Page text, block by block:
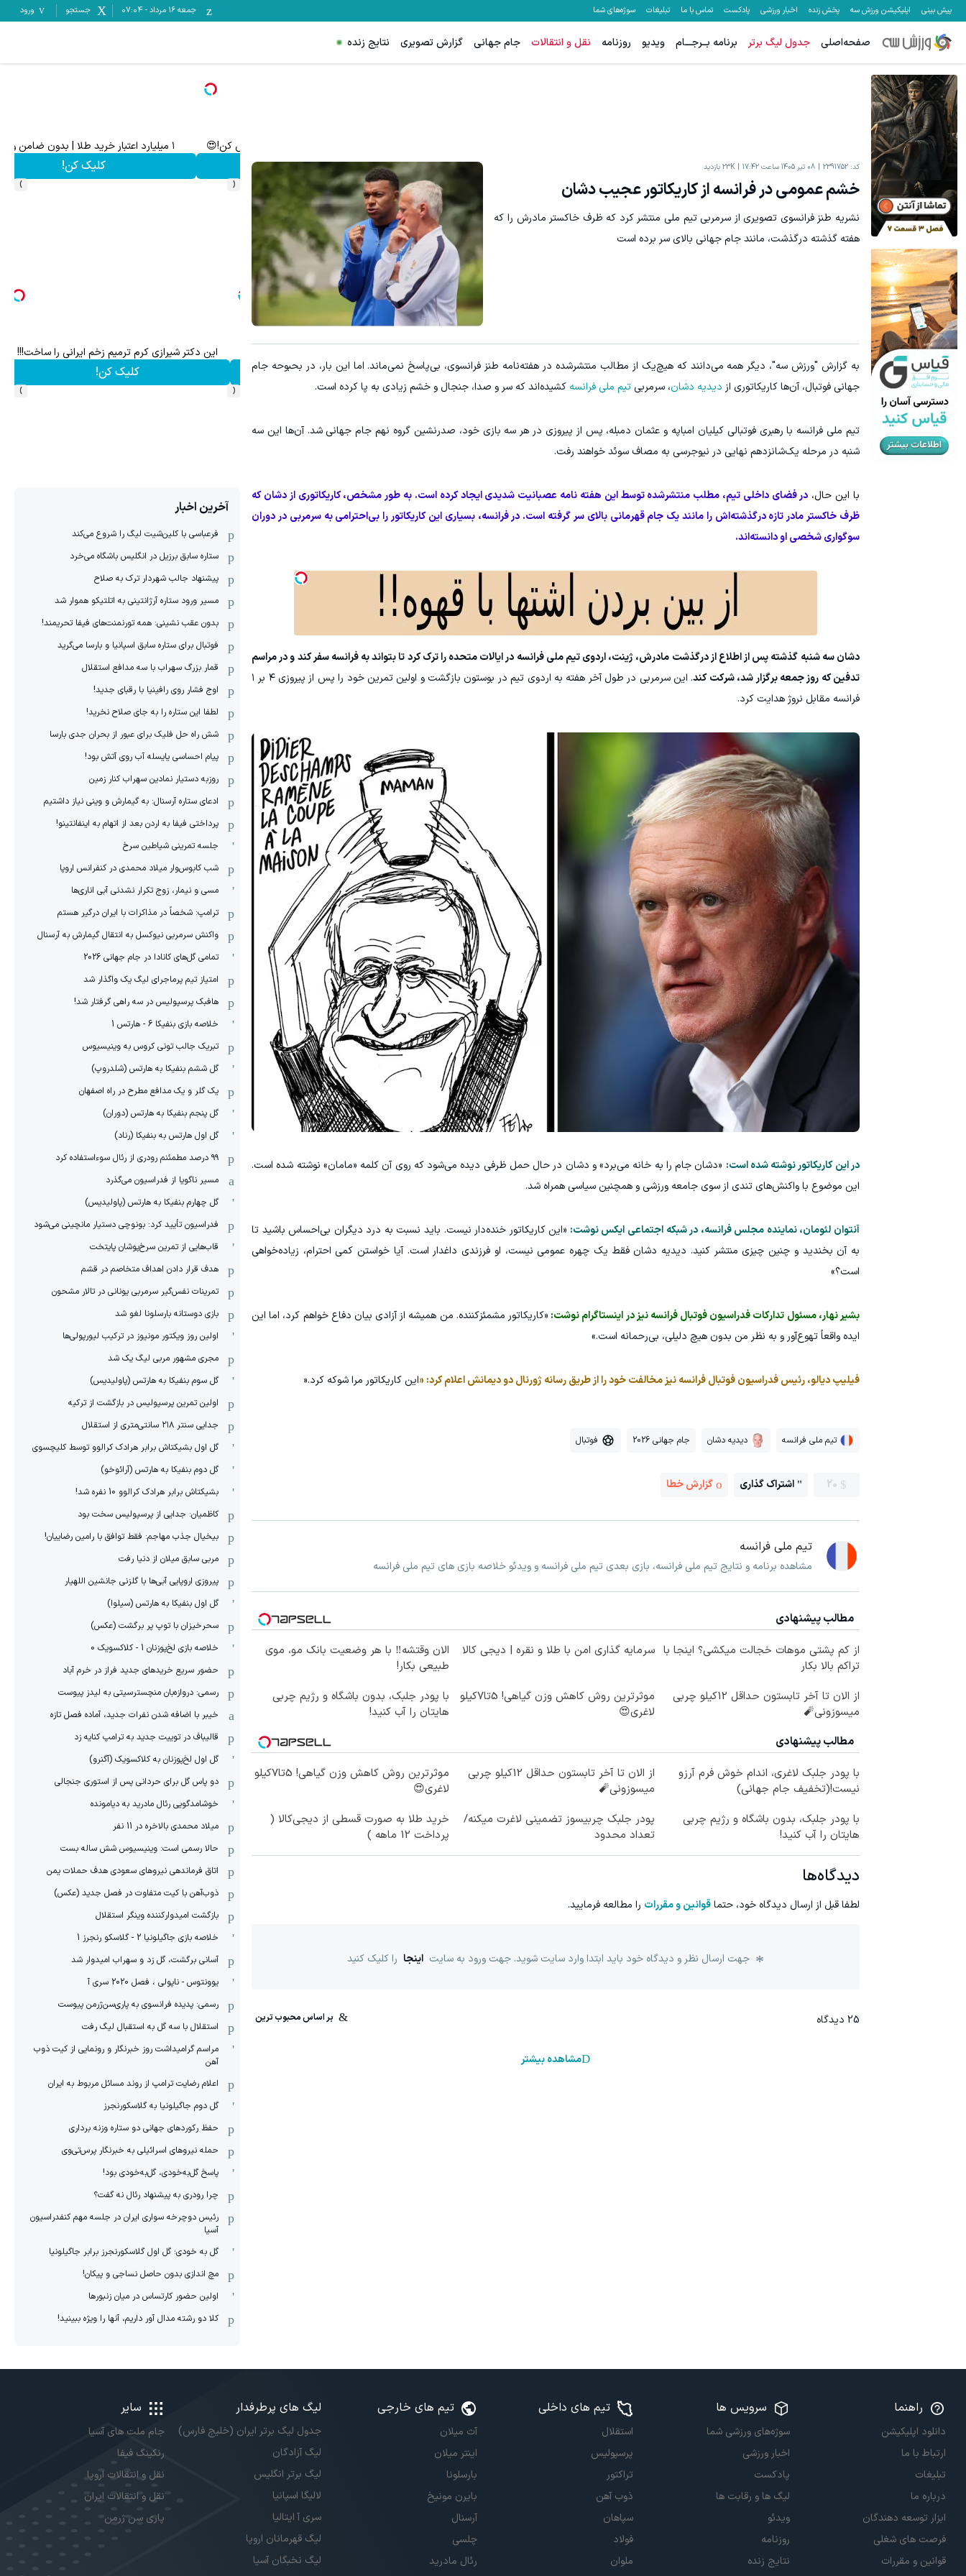
پیش بینی اپلیکیشن ورزش سه پخش زنده اخبار ورزشی پادکست تماس با ما تبلیغات سوژه‌های شما جمعه ۱۶ مرداد -
07:04 جستجو ورود
صفحه‌اصلی جدول لیگ برتر برنامه بــرجـــام ویدیو روزنامه نقل و انتقالات جام جهانی گزارش تصویری نتایج زنده
کد: 2391752 08 تیر 1405 ساعت 17:42 23K بازدید
خشم عمومی در فرانسه از کاریکاتور عجیب دشان
نشریه طنز فرانسوی تصویری از سرمربی تیم ملی منتشر کرد که ظرف خاکستر مادرش را که
هفته گذشته درگذشت، مانند جام جهانی بالای سر برده است
به گزارش "ورزش سه"، دیگر همه می‌دانند که هیچ‌یک از مطالب منتشرشده در هفته‌نامه طنز فرانسوی، بی‌پاسخ نمی‌ماند. اما این بار، در بحبوحه جام
جهانی فوتبال، آن‌ها کاریکاتوری از دیدیه دشان، سرمربی تیم ملی فرانسه کشیده‌اند که سر و صدا، جنجال و خشم زیادی به پا کرده است.
تیم ملی فرانسه با رهبری فوتبالی کیلیان امباپه و عثمان دمبله، پس از پیروزی در هر سه بازی خود، صدرنشین گروه نهم جام جهانی شد. آن‌ها این سه
شنبه در مرحله یک‌شانزدهم نهایی در نیوجرسی به مصاف سوئد خواهند رفت.
با این حال، در فضای داخلی تیم، مطلب منتشرشده توسط این هفته نامه عصبانیت شدیدی ایجاد کرده است. به طور مشخص، کاریکاتوری از دشان که
ظرف خاکستر مادر تازه درگذشته‌اش را مانند یک جام قهرمانی بالای سر گرفته است. در فرانسه، بسیاری این کاریکاتور را بی‌احترامی به سرمربی در دوران
سوگواری شخصی او دانسته‌اند.
دشان سه شنبه گذشته پس از اطلاع از درگذشت مادرش، ژینت، اردوی تیم ملی فرانسه در ایالات متحده را ترک کرد تا بتواند به فرانسه سفر کند و در مراسم
تدفین که روز جمعه برگزار شد، شرکت کند
. این سرمربی در طول آخر هفته به اردوی تیم در بوستون بازگشت و اولین تمرین خود را پس از پیروزی ۴ بر ۱
فرانسه مقابل نروژ هدایت کرد.
در این کاریکاتور نوشته شده است: «دشان جام را به خانه می‌برد» و دشان در حال حمل ظرفی دیده می‌شود که روی آن کلمه «مامان» نوشته شده است.
این موضوع با واکنش‌های تندی از سوی جامعه ورزشی و همچنین سیاسی همراه شد.
آنتوان لئومان، نماینده مجلس فرانسه، در شبکه اجتماعی ایکس نوشت: «این کاریکاتور خنده‌دار نیست. باید نسبت به درد دیگران بی‌احساس باشید تا
به آن بخندید و چنین چیزی منتشر کنید. دیدیه دشان فقط یک چهره عمومی نیست، او فرزندی داغدار است. آیا خواستن کمی احترام، زیاده‌خواهی
است؟»
بشیر نهار، مسئول تدارکات فدراسیون فوتبال فرانسه نیز در اینستاگرام نوشت: «کاریکاتور مشمئزکننده. من همیشه از آزادی بیان دفاع خواهم کرد، اما این
ایده واقعاً تهوع‌آور و به نظر من بدون هیچ دلیلی، بی‌رحمانه است.»
فیلیپ دیالو، رئیس فدراسیون فوتبال فرانسه نیز مخالفت خود را از طریق رسانه ژورنال دو دیمانش اعلام کرد: «این کاریکاتور مرا شوکه کرد.«
تیم ملی فرانسه دیدیه دشان جام جهانی 2026 فوتبال
20 اشتراک گذاری گزارش خطا
تیم ملی فرانسه
مشاهده برنامه و نتایج تیم ملی فرانسه، بازی بعدی تیم ملی فرانسه و ویدئو خلاصه بازی های تیم ملی فرانسه
مطالب پیشنهادی
از کم پشتی موهات خجالت میکشی؟ اینجا با
تراکم بالا بکار
سرمایه گذاری امن با طلا و نقره | دیجی کالا
الان وقتشه‼️ با هر وضعیت بانک مو، موی
طبیعی بکار!
از الان تا آخر تابستون حداقل 12کیلو چربی
میسوزونی🧨
موثرترین روش کاهش وزن گیاهی! 5تا۷کیلو
لاغری😍
با پودر جلبک، بدون باشگاه و رژیم چربی
هایتان را آب کنید!
مطالب پیشنهادی
با پودر جلبک لاغری، اندام خوش فرم آرزو
نیست!(تخفیف جام جهانی)
از الان تا آخر تابستون حداقل 12کیلو چربی
میسوزونی🧨
موثرترین روش کاهش وزن گیاهی! 5تا۷کیلو
لاغری😍
با پودر جلبک، بدون باشگاه و رژیم چربی
هایتان را آب کنید!
پودر جلبک چربیسوز تضمینی لاغرت میکنه/
تعداد محدود
خرید طلا به صورت قسطی از دیجی‌کالا (
پرداخت 12 ماهه )
دیدگاه‌ها
لطفا قبل از ارسال دیدگاه خود، حتماقوانین و مقررات را مطالعه فرمایید.
جهت ارسال نظر و دیدگاه خود باید ابتدا وارد سایت شوید. جهت ورود به سایت اینجا را کلیک کنید
25 دیدگاه
مشاهده بیشتر
جای بخیه داری؟؟ فقط در 3 هفته ترمیمش کن!😍
کلیک کن!
سود کلان برای مدیران عامل با شرکت در مناقصات و مزایدات ایران تندر
اشتراک با تخفیف
فرم خود را در بزرگترین جشنواره ایمپلنت تهران پر کنید ! | فقط ۲۵
رزرورایگان نوبت
‹
›
۱ میلیارد اعتبار خرید طلا | بدون ضامن و چک
کلیک کن! کلیک کن!
برای رهایی از بی پولی دیدن همین دوره رایگان کافیه! (شمارتو وارد کن)
کلیک کن!
ماشین کوییک گذاشتی برای فروش ؟ اینجا سریع و راحت
درخواست فروش
‹
›
آخرین اخبار
فرعباسی با کلین‌شیت لیگ را شروع می‌کند
ستاره سابق برزیل در انگلیس باشگاه می‌خرد
پیشنهاد جالب شهردار ترک به صلاح
مسیر ورود ستاره آرژانتینی به اتلتیکو هموار شد
بدون عقب نشینی: همه تورنمنت‌های فیفا تحریمند!
فوتبال برای ستاره سابق اسپانیا و بارسا می‌گرید
قمار بزرگ سهراب با سه مدافع استقلال
اوج فشار روی رافینیا با رقبای جدید!
لطفا این ستاره را به جای صلاح نخرید!
شش راه حل فلیک برای عبور از بحران جدی بارسا
پیام احساسی یایسله آب روی آتش بود!
روزبه دستیار نمادین سهراب کنار زمین
ادعای ستاره آرسنال: به گیمارش و وینی نیاز داشتیم
پرداختی فیفا به اردن بعد از اتهام به اینفانتینو!
جلسه تمرینی شیاطین سرخ
شب کابوس‌وار میلاد محمدی در کنفرانس اروپا
مسی و نیمار، زوج تکرار نشدنی آبی اناری‌ها
ترامپ: شخصاً در مذاکرات با ایران درگیر هستم
واکنش سرمربی نیوکسل به انتقال گیمارش به آرسنال
تمامی گل‌های کانادا در جام جهانی 2026
امتیاز تیم پرماجرای لیگ یک واگذار شد
هافبک پرسپولیس در سه راهی گرفتار شد!
خلاصه بازی بنفیکا 6 - هارتس 1
تبریک جالب تونی کروس به وینیسیوس
گل ششم بنفیکا به هارتس (شلدروپ)
یک گلر و یک مدافع مطرح در راه اصفهان
گل پنجم بنفیکا به هارتس (دوران)
گل اول هارتس به بنفیکا (رناد)
۹۹ درصد مطمئنم رودری از رئال سوءاستفاده کرد
مسیر ناگویا از فدراسیون می‌گذرد
گل چهارم بنفیکا به هارتس (پاولیدیس)
فدراسیون تأیید کرد: بونوچی دستیار مانچینی می‌شود
قاب‌هایی از تمرین سرخ‌پوشان پایتخت
هدف قرار دادن اهداف متخاصم در قشم
‏تمرینات نفس‌گیر سرمربی یونانی در تالار مشحون
بازی دوستانه بارسلونا لغو شد
اولین روز ویکتور مونیوز در ترکیب لیورپولی‌ها
مجری مشهور مربی لیگ یک شد
گل سوم بنفیکا به هارتس (پاولیدیس)
اولین تمرین پرسپولیس در بازگشت از ترکیه
جدایی سنتر ۲۱۸ سانتی‌متری از استقلال
گل اول بشیکتاش برابر هرادک کرالوو توسط کلیچسوی
گل دوم بنفیکا به هارتس (آرائوخو)
بشیکتاش برابر هرادک کرالوو 10 نفره شد!
کاظمیان: جدایی از پرسپولیس سخت بود
بیخیال جذب مهاجم: فقط توافق با رامین رضاییان!
مربی سابق میلان از دنیا رفت
پیروزی اروپایی آبی‌ها با گلزنی جانشین اللهیار
گل اول بنفیکا به هارتس (سیلوا)
سحرخیزان با توپ پر برگشت (عکس)
خلاصه بازی لخ‌پوزنان 1 - کلاکسویک 0
حضور سریع خریدهای جدید فراز در خرم آباد
رسمی: دروازه‌بان منچسترسیتی به لیدز پیوست
خیبر با اضافه شدن نفرات جدید، آماده فصل تازه
قالیباف در توییت جدید به ترامپ کنایه زد
گل اول لخ‌پوزنان به کلاکسویک (آگنرو)
دو پاس گل برای حردانی پس از استوری جنجالی
خوشامدگویی رئال مادرید به دیامونده
میلاد محمدی بالاخره در 11 نفر
حالا رسمی است: وینیسیوس شش ساله بست
اتاق فرماندهی نیروهای سعودی هدف حملات یمن
ذوب‌آهن با کیت متفاوت در فصل جدید (عکس)
بازگشت امیدوارکننده وینگر استقلال
خلاصه بازی جاگیلونیا 2 - گلاسکو رنجرز 1
آسانی برگشت، گل زد و سهراب امیدوار شد
یوونتوس - ناپولی ، فصل 2020 سری آ
رسمی: پدیده فرانسوی به پاری‌سن‌ژرمن پیوست
استقلال با سه گل به استقبال لیگ رفت
مراسم گرامیداشت روز خبرنگار و رونمایی از کیت ذوب
آهن
اعلام رضایت ترامپ از روند مسائل مربوط به ایران
گل دوم جاگیلونیا به گلاسکورنجرز
حفظ رکوردهای جهانی دو ستاره وزنه برداری
حمله نیروهای اسرائیلی به خبرنگار پرس‌تی‌وی
پاسخ گل‌به‌خودی، گل‌به‌خودی بود!
چرا رودری به پیشنهاد رئال نه گفت؟
رئیس دوچرخه سواری ایران در جلسه مهم کنفدراسیون
آسیا
گل به خودی؛ گل اول گلاسکورنجرز برابر جاگیلونیا
مچ اندازی بدون حاصل نساجی و پیکان!
اولین حضور کارتساس در میان زنبورها
کلا دو‌ رشته مدال آور داریم، آنها را ویژه ببینید!
راهنما
دانلود اپلیکیشن
ارتباط با ما
تبلیغات
درباره ما
ابزار توسعه دهندگان
فرصت های شغلی
قوانین و مقررات
سرویس ها
سوژه‌های ورزشی شما
اخبار ورزشی
پادکست
لیگ ها و رقابت ها
ویدئو
روزنامه
نتایج زنده
تیم های داخلی
استقلال
پرسپولیس
تراکتور
ذوب آهن
سپاهان
فولاد
ملوان
تیم های خارجی
آث میلان
اینتر میلان
بارسلونا
بایرن مونیخ
آرسنال
چلسی
رئال مادرید
لیگ های پرطرفدار
جدول لیگ برتر ایران (خلیج فارس)
لیگ آزادگان
لیگ برتر انگلیس
لالیگا اسپانیا
سری آ ایتالیا
لیگ قهرمانان اروپا
لیگ نخبگان آسیا
سایر
جام ملت های آسیا
رنکینگ فیفا
نقل و انتقالات اروپا
نقل و انتقالات ایران
پاری سن ژرمن